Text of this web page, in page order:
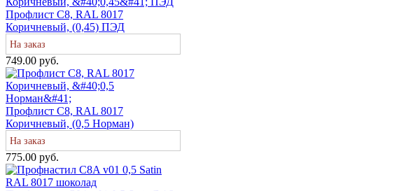
Профлист С8, RAL 8017
Коричневый, (0,45) ПЭД
На заказ
749.00 руб.
Профлист С8, RAL 8017
Коричневый, (0,5 Норман)
На заказ
775.00 руб.